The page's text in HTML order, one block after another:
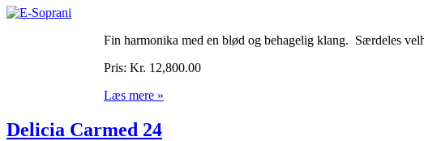
Fin harmonika med en blød og behagelig klang. Særdeles
Pris: Kr. 12,800.00
Læs mere »
Delicia Carmed 24